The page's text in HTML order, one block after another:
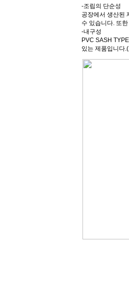
-조립의 단순성
공장에서 생산된
수 있습니다. 또
-내구성
PVC SASH
있는 제품입니다